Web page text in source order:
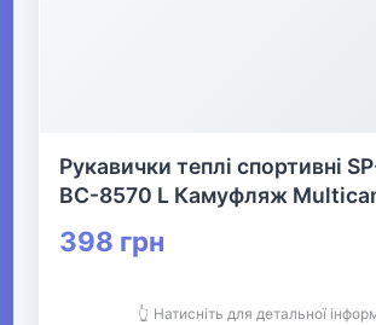
Рукавички теплі спортивні
BC-8570 L Камуфляж
398 грн
👆 Натисніть для детальної